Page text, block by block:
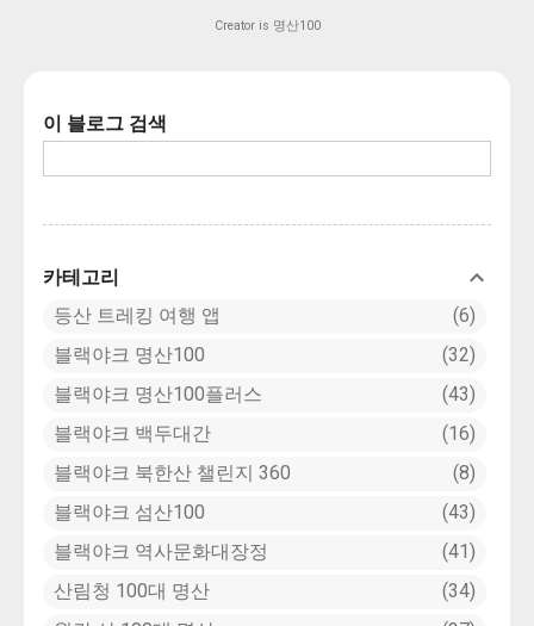
이 블로그 검색
카테고리
등산 트레킹 여행 앱
6
블랙야크 명산100
32
블랙야크 명산100플러스
43
블랙야크 백두대간
16
블랙야크 북한산 챌린지 360
8
블랙야크 섬산100
43
블랙야크 역사문화대장정
41
산림청 100대 명산
34
정된다. 국가지정문화재 천연기념물 제
다. 돌개구멍은 강물에 있는 암석의 갈라진
틈이나 오목한 곳으로 모래와 자갈이 들어
가 소용돌이치는 물살로 인하여 회전운동
을 하면서 주변의 암반을 깍아 내린 것이
다. 강물의 흐르는 속도가 빠를수록, 흐르
돌게 되어 돌개구멍의 크기는 점점 커진다.
Creator is 명산100